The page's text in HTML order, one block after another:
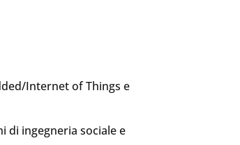
Internet of Things e
di ingegneria sociale e